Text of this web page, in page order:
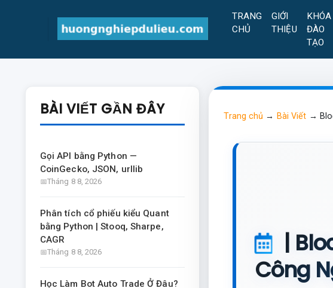
TRANG
CHỦ
GIỚI
THIỆU
KHÓA
ĐÀO
TẠO
BÀI VIẾT GẦN ĐÂY
Gọi API bằng Python —
CoinGecko, JSON, urllib
Tháng 8 8, 2026
Phân tích cổ phiếu kiểu Quant
bằng Python | Stooq, Sharpe,
CAGR
Tháng 8 8, 2026
Học Làm Bot Auto Trade Ở Đâu?
Trang chủ → Bài Viết →
|
Công